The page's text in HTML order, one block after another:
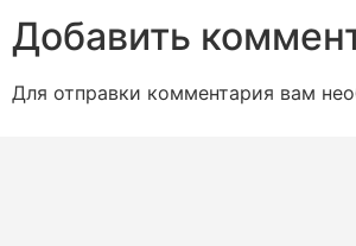
Добавить
Для отправки комментария вам